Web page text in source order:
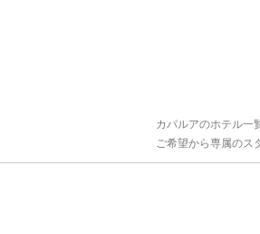
カパルアのホテル一
ご希望から専属のス